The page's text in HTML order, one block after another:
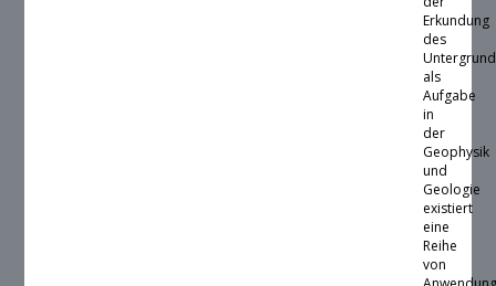
Erkundung
des
als
Aufgabe
in
der
Geophysik
und
Geologie
existiert
eine
Reihe
von